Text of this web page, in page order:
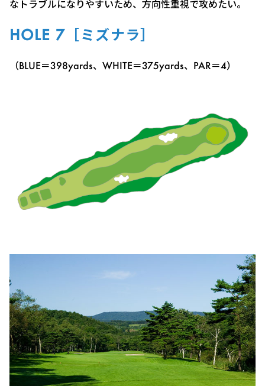
なトラブルになりやすいため、方向性重視で攻めたい。
HOLE 7［ミズナラ］
（BLUE＝398yards、WHITE＝375yards、PAR＝4）